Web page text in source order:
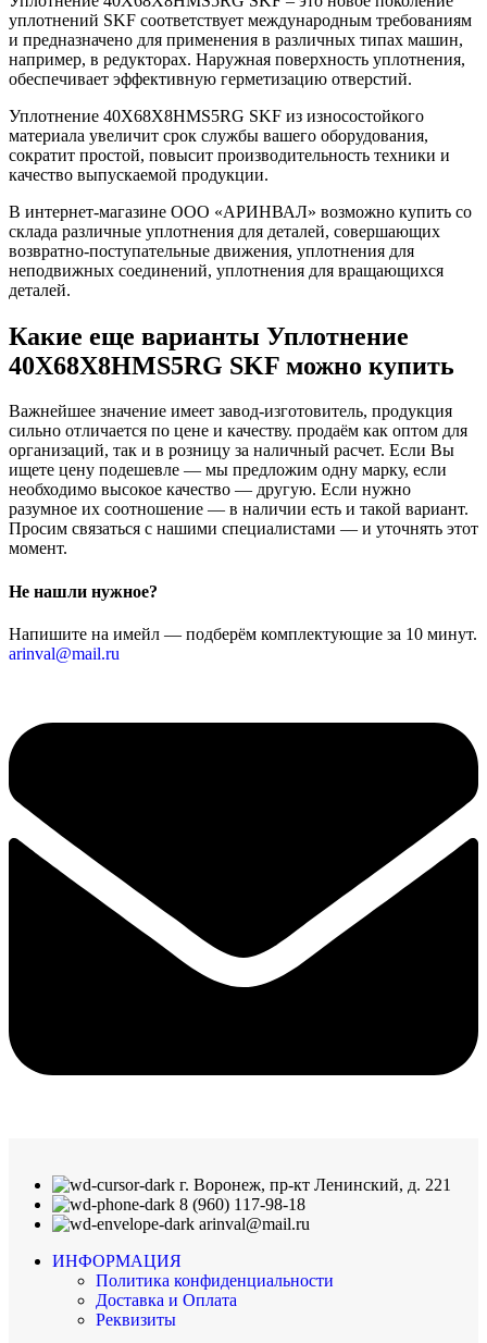
уплотнений SKF соответствует международным требованиям
и предназначено для применения в различных типах машин,
например, в редукторах. Наружная поверхность уплотнения,
обеспечивает эффективную герметизацию отверстий.
Уплотнение 40X68X8HMS5RG SKF из износостойкого
материала увеличит срок службы вашего оборудования,
сократит простой, повысит производительность техники и
качество выпускаемой продукции.
В интернет-магазине ООО «АРИНВАЛ» возможно купить со
склада различные уплотнения для деталей, совершающих
возвратно-поступательные движения, уплотнения для
неподвижных соединений, уплотнения для вращающихся
деталей.
Какие еще варианты Уплотнение
40X68X8HMS5RG SKF можно купить
Важнейшее значение имеет завод-изготовитель, продукция
сильно отличается по цене и качеству. продаём как оптом для
организаций, так и в розницу за наличный расчет. Если Вы
ищете цену подешевле — мы предложим одну марку, если
необходимо высокое качество — другую. Если нужно
разумное их соотношение — в наличии есть и такой вариант.
Просим связаться с нашими специалистами — и уточнять этот
момент.
Не нашли нужное?
Напишите на имейл — подберём комплектующие за 10 минут.
arinval@mail.ru
г. Воронеж, пр-кт Ленинский, д. 221
8 (960) 117-98-18
arinval@mail.ru
ИНФОРМАЦИЯ
Политика конфиденциальности
Доставка и Оплата
Реквизиты